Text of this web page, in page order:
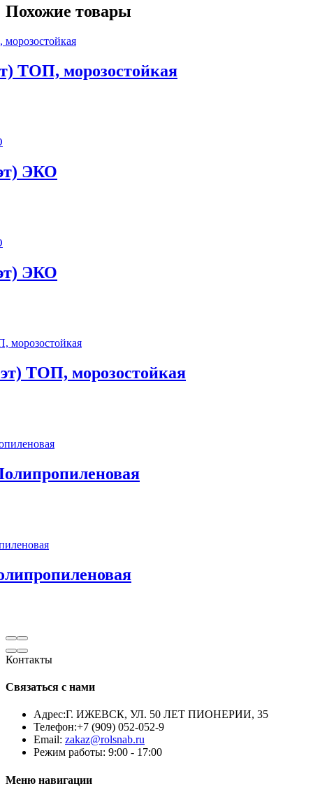
Похожие товары
ТОП, морозостойкая
ЭКО
ЭКО
ТОП, морозостойкая
Контакты
Связаться с нами
Адрес:Г. ИЖЕВСК, УЛ. 50 ЛЕТ ПИОНЕРИИ, 35
Телефон:+7 (909) 052-052-9
Email: zakaz@rolsnab.ru
Режим работы: 9:00 - 17:00
Меню навигации